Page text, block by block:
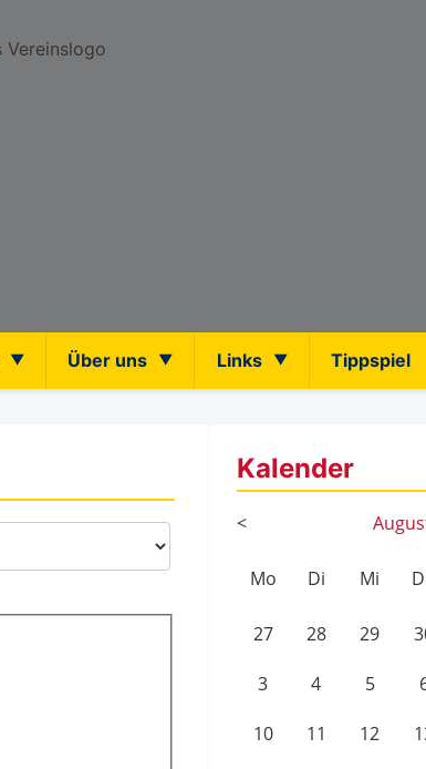
Über uns Links Tippspiel
Kalender
<
Mo Di Mi
27 28 29
3 4 5
10 11 12